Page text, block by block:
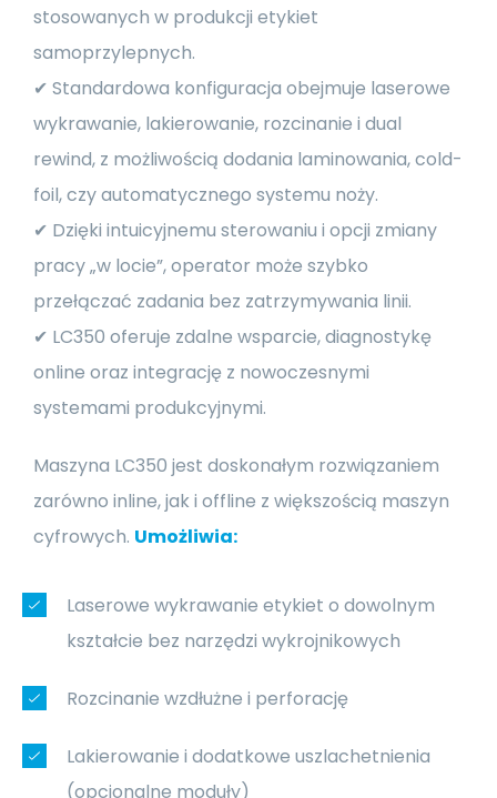
stosowanych w produkcji etykiet
samoprzylepnych.
✔ Standardowa konfiguracja obejmuje laserowe
wykrawanie, lakierowanie, rozcinanie i dual
rewind, z możliwością dodania laminowania, cold-
foil, czy automatycznego systemu noży.
✔ Dzięki intuicyjnemu sterowaniu i opcji zmiany
pracy „w locie”, operator może szybko
przełączać zadania bez zatrzymywania linii.
✔ LC350 oferuje zdalne wsparcie, diagnostykę
online oraz integrację z nowoczesnymi
systemami produkcyjnymi.
Maszyna LC350 jest doskonałym rozwiązaniem
zarówno inline, jak i offline z większością maszyn
cyfrowych. Umożliwia:
Laserowe wykrawanie etykiet o dowolnym
kształcie bez narzędzi wykrojnikowych
Rozcinanie wzdłużne i perforację
Lakierowanie i dodatkowe uszlachetnienia
(opcjonalne moduły)